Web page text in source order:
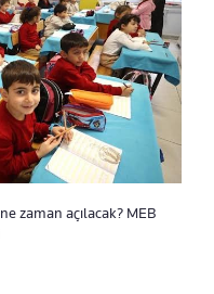
zaman açılacak? MEB